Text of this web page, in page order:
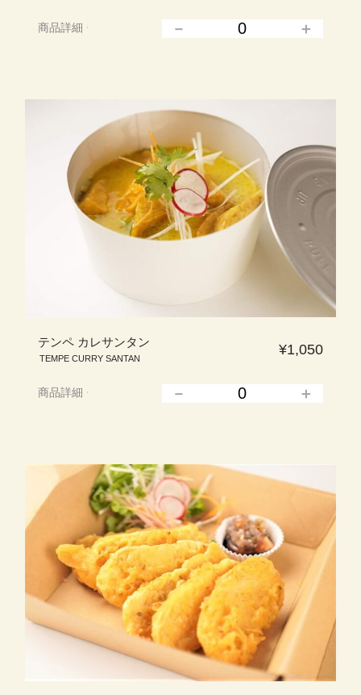
商品詳細
テンペ カレサンタン
TEMPE CURRY SANTAN
¥1,050
商品詳細